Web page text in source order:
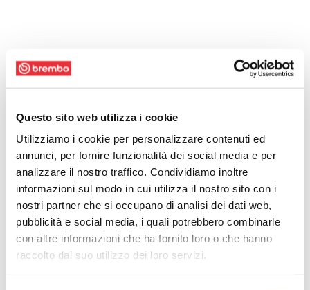
Questo sito web utilizza i cookie
Utilizziamo i cookie per personalizzare contenuti ed
annunci, per fornire funzionalità dei social media e per
analizzare il nostro traffico. Condividiamo inoltre
informazioni sul modo in cui utilizza il nostro sito con i
nostri partner che si occupano di analisi dei dati web,
pubblicità e social media, i quali potrebbero combinarle
con altre informazioni che ha fornito loro o che hanno
raccolto dal suo utilizzo dei loro servizi.